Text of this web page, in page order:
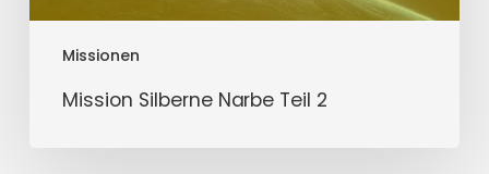
Missionen
Mission Silberne Narbe Teil 2